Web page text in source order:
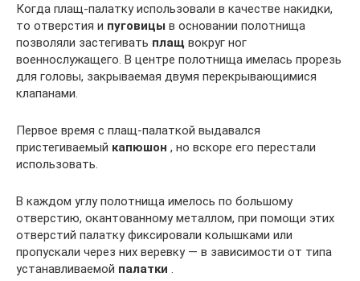
Когда плащ-палатку использовали в качестве накидки,
то отверстия и пуговицы в основании полотнища
позволяли застегивать плащ вокруг ног
военнослужащего. В центре полотнища имелась прорезь
для головы, закрываемая двумя перекрывающимися
клапанами.
Первое время с плащ-палаткой выдавался
пристегиваемый капюшон , но вскоре его перестали
использовать.
В каждом углу полотнища имелось по большому
отверстию, окантованному металлом, при помощи этих
отверстий палатку фиксировали колышками или
пропускали через них веревку — в зависимости от типа
устанавливаемой палатки